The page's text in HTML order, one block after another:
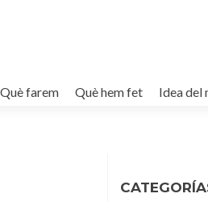
Què farem Què hem fet Idea del